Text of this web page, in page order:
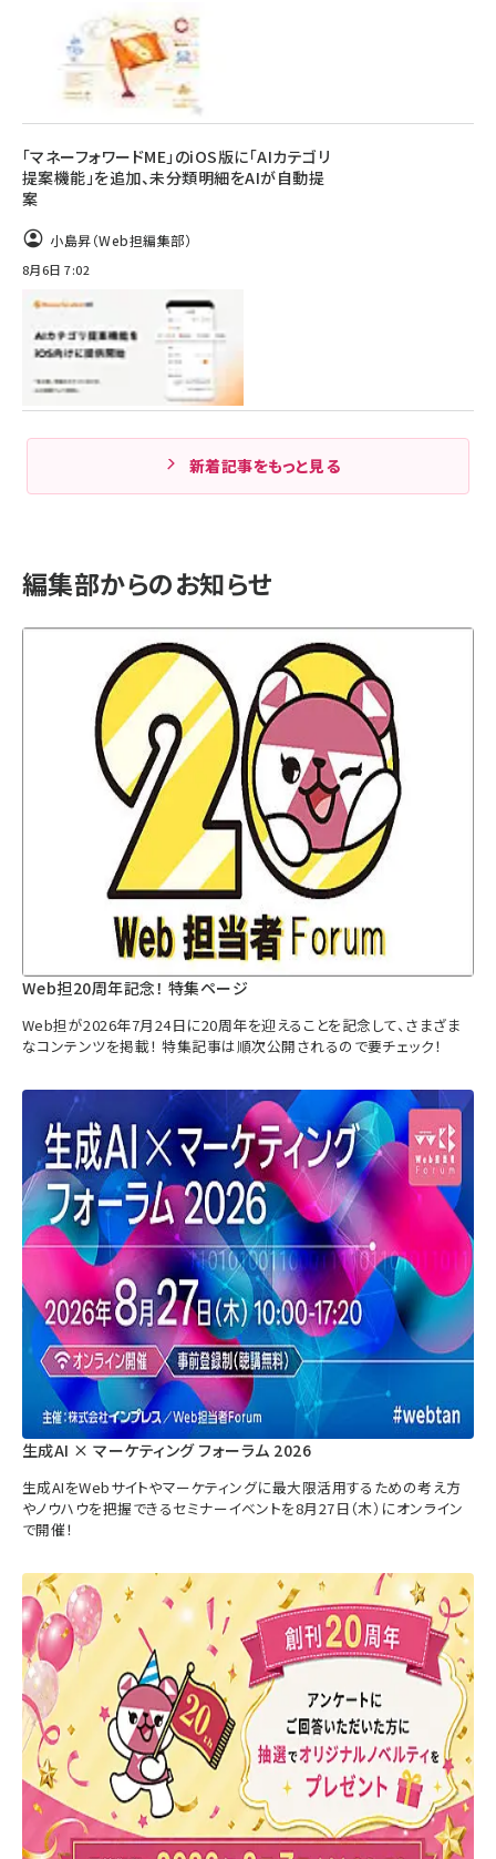
「マネーフォワードME」のiOS版に「AIカテゴリ
提案機能」を追加、未分類明細をAIが自動提
案
小島昇（Web担編集部）
8月6日 7:02
新着記事をもっと見る
編集部からのお知らせ
Web担20周年記念！ 特集ページ
Web担が2026年7月24日に20周年を迎えることを記念して、さまざま
なコンテンツを掲載！ 特集記事は順次公開されるので要チェック！
生成AI × マーケティング フォーラム 2026
生成AIをWebサイトやマーケティングに最大限活用するための考え方
やノウハウを把握できるセミナーイベントを8月27日（木）にオンライン
で開催！